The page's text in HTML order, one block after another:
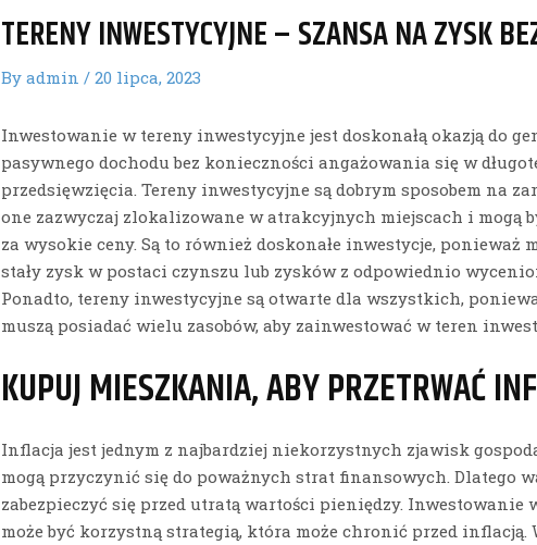
TERENY INWESTYCYJNE – SZANSA NA ZYSK
Byadmin/20 lipca, 2023
Inwestowanie w tereny inwestycyjne jest doskonałą okazją do
pasywnego dochodu bez konieczności angażowania się w
przedsięwzięcia. Tereny inwestycyjne są dobrym sposobem na
one zazwyczaj zlokalizowane w atrakcyjnych miejscach i mogą
za wysokie ceny. Są to również doskonałe inwestycje, ponieważ
stały zysk w postaci czynszu lub zysków z odpowiednio
Ponadto, tereny inwestycyjne są otwarte dla wszystkich,
muszą posiadać wielu zasobów, aby zainwestować w teren
KUPUJ MIESZKANIA, ABY PRZETRWAĆ
Inflacja jest jednym z najbardziej niekorzystnych zjawisk
mogą przyczynić się do poważnych strat finansowych. Dlatego
zabezpieczyć się przed utratą wartości pieniędzy. Inwestowanie
może być korzystną strategią, która może chronić przed inflacją.